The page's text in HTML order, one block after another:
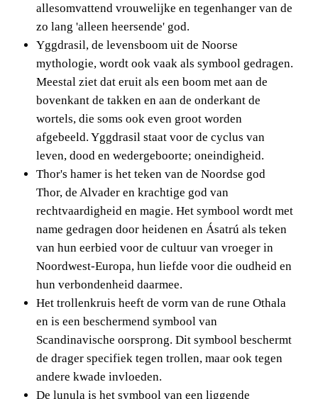
allesomvattend vrouwelijke en tegenhanger van de
zo lang 'alleen heersende' god.
Yggdrasil, de levensboom uit de Noorse
mythologie, wordt ook vaak als symbool gedragen.
Meestal ziet dat eruit als een boom met aan de
bovenkant de takken en aan de onderkant de
wortels, die soms ook even groot worden
afgebeeld. Yggdrasil staat voor de cyclus van
leven, dood en wedergeboorte; oneindigheid.
Thor's hamer is het teken van de Noordse god
Thor, de Alvader en krachtige god van
rechtvaardigheid en magie. Het symbool wordt met
name gedragen door heidenen en Ásatrú als teken
van hun eerbied voor de cultuur van vroeger in
Noordwest-Europa, hun liefde voor die oudheid en
hun verbondenheid daarmee.
Het trollenkruis heeft de vorm van de rune Othala
en is een beschermend symbool van
Scandinavische oorsprong. Dit symbool beschermt
de drager specifiek tegen trollen, maar ook tegen
andere kwade invloeden.
De lunula is het symbool van een liggende